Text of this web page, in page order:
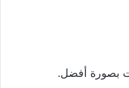
بصورة أفضل.